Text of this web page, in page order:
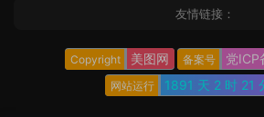
友情链接：
Copyright 美图网 备案号 党
网站运行 1891 天 2 时 21